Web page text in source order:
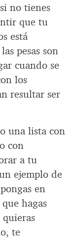
no tienes
que tu
está
pesas son
cuando se
los
resultar ser
una lista con
con
a tu
ejemplo de
en
hagas
quieras
te